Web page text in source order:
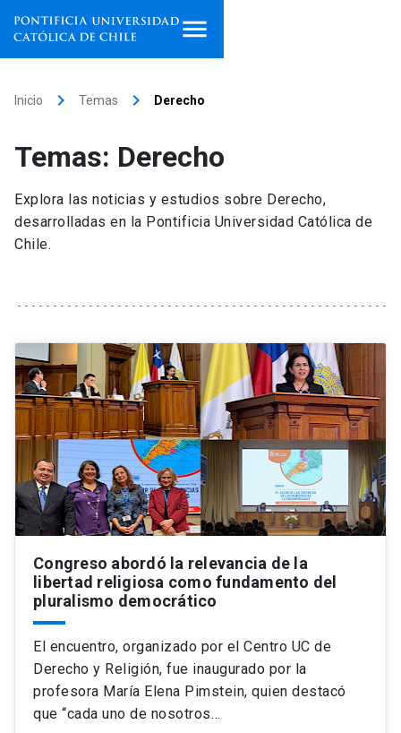
Facultades, escuelas e
institutos
Investigación
Vinculación
Universidad
Información para keyboard_arrow_down
Futuros estudiantes
Académicos
Alumni launch
Padres y familia
Go to english site launch
Admisión launch
Mi Cuenta UC
Correo UC launch
Mi Portal UC
Inicio keyboard_arrow_right Temas keyboard_arrow_right Derecho
Temas: Derecho
Explora las noticias y estudios sobre Derecho,
desarrolladas en la Pontificia Universidad Católica de
Chile.
Congreso abordó la relevancia de la
libertad religiosa como fundamento del
pluralismo democrático
El encuentro, organizado por el Centro UC de
Derecho y Religión, fue inaugurado por la
profesora María Elena Pimstein, quien destacó
que “cada uno de nosotros…